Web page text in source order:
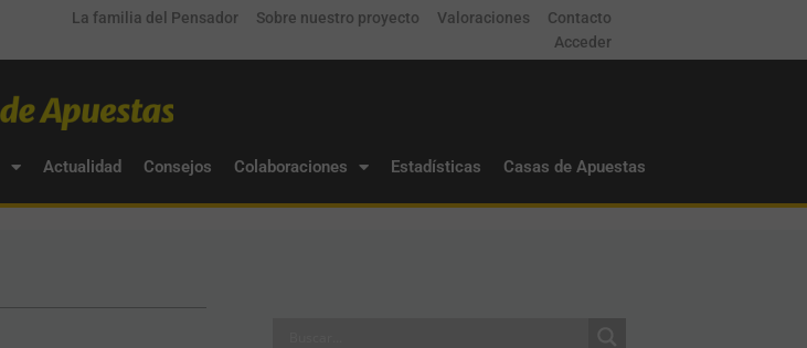
La familia del Pensador Sobre nuestro proyecto Valoraciones
Contacto
Acceder
Actualidad Consejos Colaboraciones Estadísticas Casas de Apuestas